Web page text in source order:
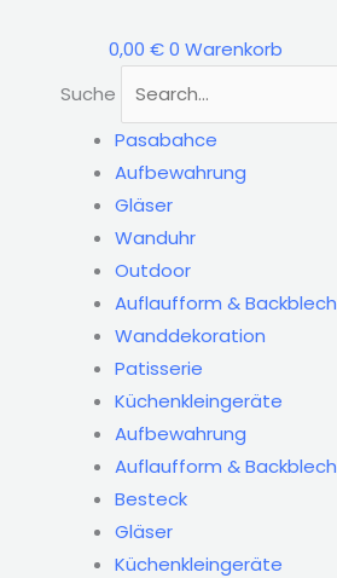
0,00 €0 Warenkorb
Suche
Pasabahce
Aufbewahrung
Gläser
Wanduhr
Outdoor
Auflaufform & Backblech
Wanddekoration
Patisserie
Küchenkleingeräte
Aufbewahrung
Auflaufform & Backblech
Besteck
Gläser
Küchenkleingeräte
52820
295ml
Menge